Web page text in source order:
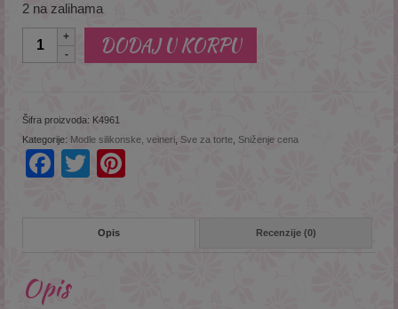
2 na zalihama
Količina DODAJ U KORPU
Šifra proizvoda: K4961
Kategorije: Modle silikonske, veineri Sve za torte Sniženje cena
Facebook
Twitter
Opis Recenzije (0)
Opis